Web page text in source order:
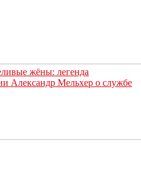
жёны: легенда
Александр Мельхер о службе